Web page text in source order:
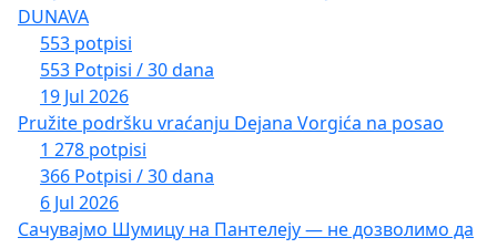
DUNAVA
553 potpisi
553 Potpisi / 30 dana
19 Jul 2026
Pružite podršku vraćanju Dejana Vorgića na posao
1 278 potpisi
366 Potpisi / 30 dana
6 Jul 2026
Сачувајмо Шумицу на Пантелеју — не дозволимо да